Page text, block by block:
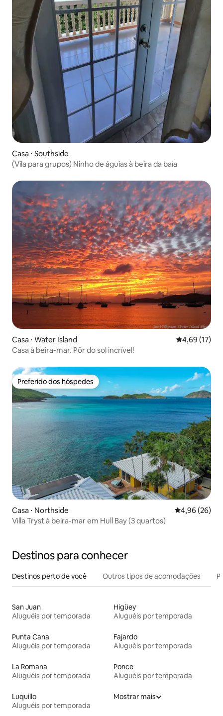
Casa ⋅ Southside
(Vila para grupos) Ninho de águias à beira da baía
Casa ⋅ Water Island 4,69 de uma
4,69 (17)
Casa à beira-mar. Pôr do sol incrível!
Preferido dos hóspedes
Preferido dos hóspedes
Casa ⋅ Northside 4,96 de uma
4,96 (26)
Villa Tryst à beira-mar em Hull Bay (3 quartos)
Destinos para conhecer
Destinos perto de você Outros tipos de acomodações
San Juan
Aluguéis por temporada
Higüey
Aluguéis por temporada
Punta Cana
Aluguéis por temporada
Fajardo
Aluguéis por temporada
La Romana
Aluguéis por temporada
Ponce
Aluguéis por temporada
Luquillo
Aluguéis por temporada
Mostrar mais